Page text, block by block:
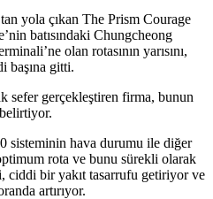
yola çıkan The Prism Courage
batısındaki Chungcheong
olan rotasının yarısını,
başına gitti.
sefer gerçekleştiren firma, bunun
sisteminin hava durumu ile diğer
rota ve bunu sürekli olarak
ciddi bir yakıt tasarrufu getiriyor ve
artırıyor.